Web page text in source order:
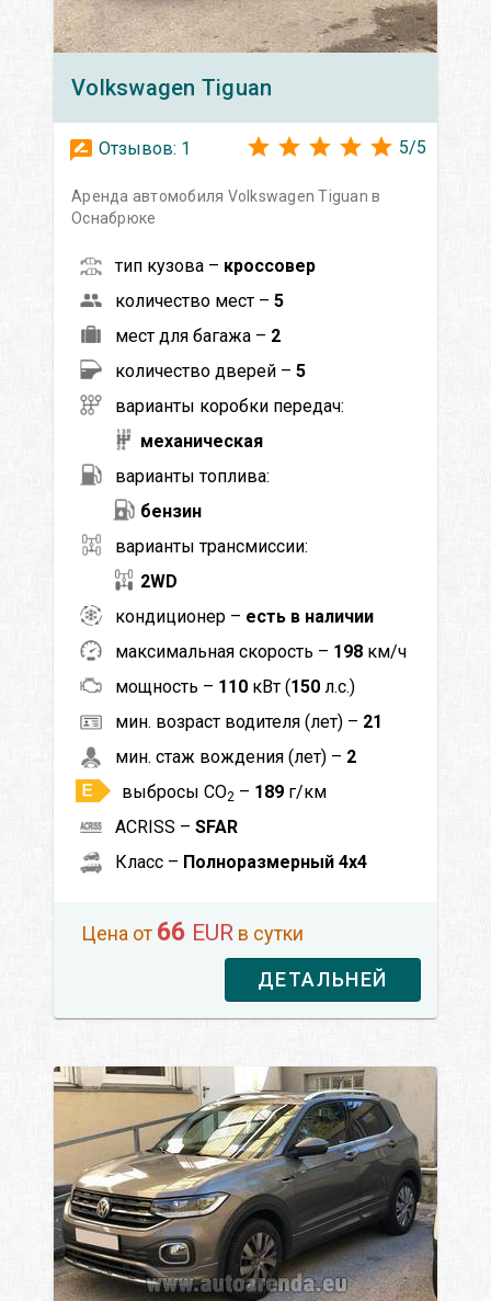
Volkswagen Tiguan
Отзывов: 1 5/5
Аренда автомобиля Volkswagen Tiguan в
Оснабрюке
тип кузова – кроссовер
количество мест – 5
мест для багажа – 2
количество дверей – 5
варианты коробки передач:
механическая
варианты топлива:
бензин
варианты трансмиссии:
2WD
кондиционер – есть в наличии
максимальная скорость – 198 км/ч
мощность – 110 кВт (150 л.с.)
мин. возраст водителя (лет) – 21
мин. стаж вождения (лет) – 2
выбросы CO2 – 189 г/км
ACRISS – SFAR
Класс – Полноразмерный 4x4
Цена от 66 EUR в сутки
ДЕТАЛЬНЕЙ